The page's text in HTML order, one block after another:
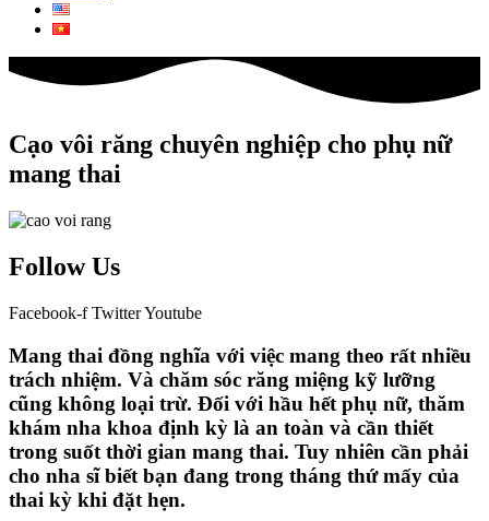
Cạo vôi răng chuyên nghiệp cho phụ nữ
mang thai
Follow Us
Facebook-f TwitterYoutube
Mang thai đồng nghĩa với việc mang theo rất nhiều
trách nhiệm. Và chăm sóc răng miệng kỹ lưỡng
cũng không loại trừ. Đối với hầu hết phụ nữ, thăm
khám nha khoa định kỳ là an toàn và cần thiết
trong suốt thời gian mang thai. Tuy nhiên cần phải
cho nha sĩ biết bạn đang trong tháng thứ mấy của
thai kỳ khi đặt hẹn.